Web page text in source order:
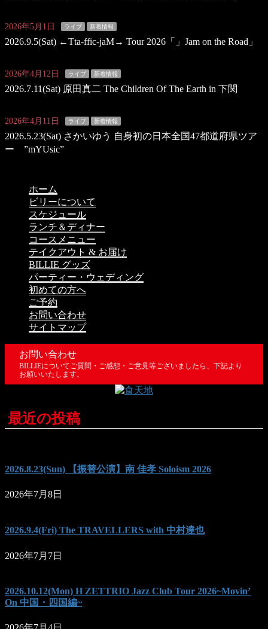
2026年5月1日 ライブ 新着情報
2026.9.5(Sat) ←Tta-ffic-jaM→ Tour 2026「」Jam on the Road」
2026年4月12日 ライブ 新着情報
2026.7.11(Sat) 原田真二 The Children Of The Earth in 下関
2026年4月11日 ライブ 新着情報
2026.5.23(Sat) さかいゆう 自身初の日本全国47都道府県ツア
ー ”mYUsic”
ホーム
ビリーについて
スケジュール
ランチ＆ディナー
コースメニュー
テイクアウト & お届け
BILLIE グッズ
パーティー・ウェディング
初めての方へ
ご予約
お問い合わせ
サイトマップ
お問い合わせ
BILLIEについてご質問・ご感想・ご意見等ございましたら、下記より
お願いいたします。
最近の投稿
2026.8.23(Sun) 【振替公演】南 佳孝 Soloism 2026
2026年7月8日
2026.9.4(Fri) The TRAVELLERS with 中村達也
2026年7月7日
2026.10.12(Mon) H ZETTRIO Jazz Club Tour 2026~Movin’
On 中国・四国編~